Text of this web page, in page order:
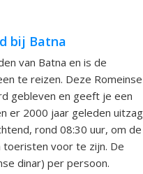
bij Batna
van Batna en is de
te reizen. Deze Romeinse
gebleven en geeft je een
er 2000 jaar geleden
rond 08:30 uur, om de
voor te zijn. De
dinar) per persoon.